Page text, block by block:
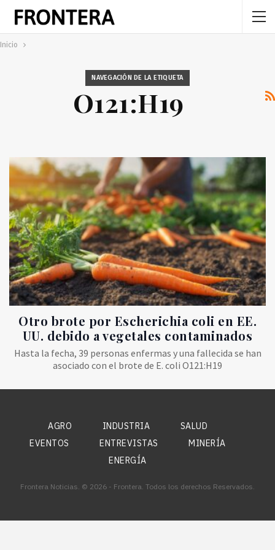
Inicio
NAVEGACIÓN DE LA ETIQUETA
O121:H19
Otro brote por Escherichia coli en EE.
UU. debido a vegetales contaminados
Hasta la fecha, 39 personas enfermas y una fallecida se han
asociado con el brote de E. coli O121:H19
AGRO INDUSTRIA
SALUD
EVENTOS
ENTREVISTAS
MINERÍA
ENERGÍA
Frontera Noticias. © 2026 - Frontera. Todos los derechos Reservados.